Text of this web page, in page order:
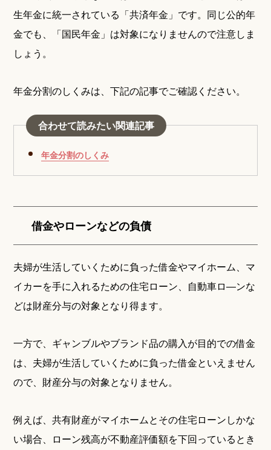
生年金に統一されている「共済年金」です。同じ公的年
金でも、「国民年金」は対象になりませんので注意しま
しょう。
年金分割のしくみは、下記の記事でご確認ください。
合わせて読みたい関連記事
年金分割のしくみ
借金やローンなどの負債
夫婦が生活していくために負った借金やマイホーム、マ
イカーを手に入れるための住宅ローン、自動車ロ―ンな
どは財産分与の対象となり得ます。
一方で、ギャンブルやブランド品の購入が目的での借金
は、夫婦が生活していくために負った借金といえません
ので、財産分与の対象となりません。
例えば、共有財産がマイホームとその住宅ローンしかな
い場合、ローン残高が不動産評価額を下回っているとき